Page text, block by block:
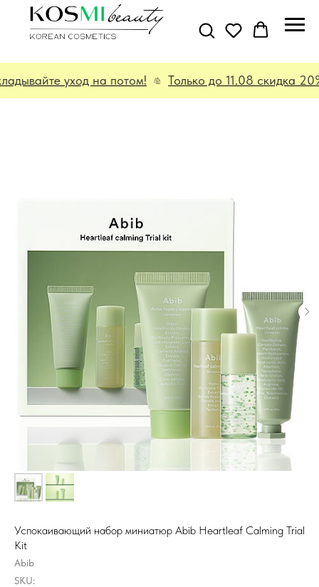
уход на потом! Только до 11.08 скидка
Успокаивающий набор миниатюр Abib Heartleaf Calming Trial
Kit
Abib
SKU: